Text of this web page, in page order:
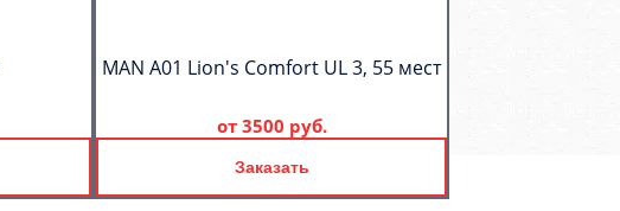
MAN A01 Lion's Comfort UL 3, 55 мест
от 3500 руб.
Заказать